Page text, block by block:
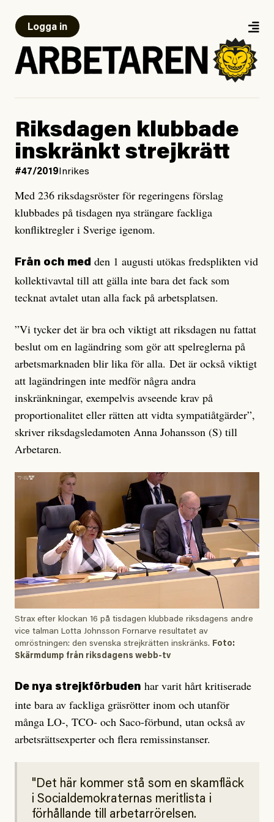
Logga in
Riksdagen klubbade
inskränkt strejkrätt
#47/2019Inrikes
Med 236 riksdagsröster för regeringens förslag
klubbades på tisdagen nya strängare fackliga
konfliktregler i Sverige igenom.
Från och med den 1 augusti utökas fredsplikten vid
kollektivavtal till att gälla inte bara det fack som
tecknat avtalet utan alla fack på arbetsplatsen.
”Vi tycker det är bra och viktigt att riksdagen nu fattat
beslut om en lagändring som gör att spelreglerna på
arbetsmarknaden blir lika för alla. Det är också viktigt
att lagändringen inte medför några andra
inskränkningar, exempelvis avseende krav på
proportionalitet eller rätten att vidta sympatiåtgärder”,
skriver riksdagsledamoten Anna Johansson (S) till
Arbetaren.
Strax efter klockan 16 på tisdagen klubbade riksdagens andre
vice talman Lotta Johnsson Fornarve resultatet av
omröstningen: den svenska strejkrätten inskränks. Foto:
Skärmdump från riksdagens webb-tv
De nya strejkförbuden har varit hårt kritiserade
inte bara av fackliga gräsrötter inom och utanför
många LO-, TCO- och Saco-förbund, utan också av
arbetsrättsexperter och flera remissinstanser.
Det här kommer stå som en skamfläck
i Socialdemokraternas meritlista i
förhållande till arbetarrörelsen.